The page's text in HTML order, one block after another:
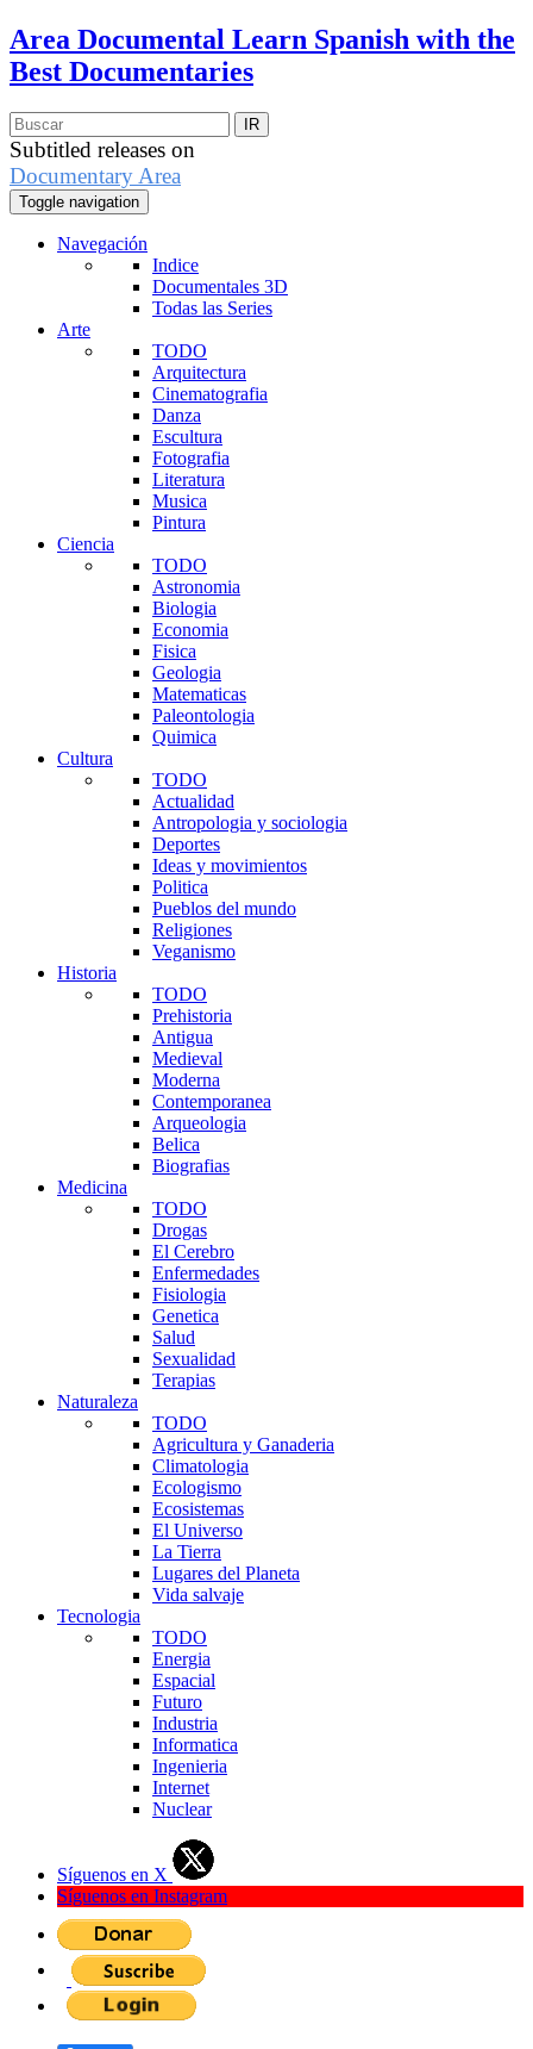
Area Documental Learn Spanish with the
Best Documentaries
Subtitled releases on
Documentary Area
Toggle navigation
Navegación
Indice
Documentales 3D
Todas las Series
Arte
TODO
Arquitectura
Cinematografia
Danza
Escultura
Fotografia
Literatura
Musica
Pintura
Ciencia
TODO
Astronomia
Biologia
Economia
Fisica
Geologia
Matematicas
Paleontologia
Quimica
Cultura
TODO
Actualidad
Antropologia y sociologia
Deportes
Ideas y movimientos
Politica
Pueblos del mundo
Religiones
Veganismo
Historia
TODO
Prehistoria
Antigua
Medieval
Moderna
Contemporanea
Arqueologia
Belica
Biografias
Medicina
TODO
Drogas
El Cerebro
Enfermedades
Fisiologia
Genetica
Salud
Sexualidad
Terapias
Naturaleza
TODO
Agricultura y Ganaderia
Climatologia
Ecologismo
Ecosistemas
El Universo
La Tierra
Lugares del Planeta
Vida salvaje
Tecnologia
TODO
Energia
Espacial
Futuro
Industria
Informatica
Ingenieria
Internet
Nuclear
Síguenos en X
Síguenos en Instagram